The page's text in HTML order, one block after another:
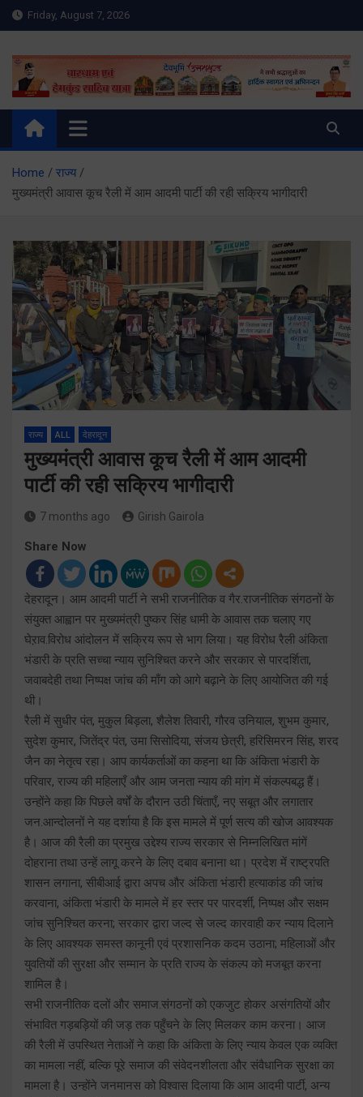
Skip
to
Friday, August 7, 2026
Meru Raibar | Uttarakhand
News | Uttarkashi News
meruraibar.com
Home
राज्य
मुख्यमंत्री आवास कूच रैली में आम आदमी पार्टी की रही सक्रिय भागीदारी
राज्य ALL देहरादून
मुख्यमंत्री आवास कूच रैली में आम आदमी
पार्टी की रही सक्रिय भागीदारी
7 months ago Girish Gairola
Share Now
देहरादून। आम आदमी पार्टी ने सभी राजनीतिक व गैर.राजनीतिक संगठनों के
संयुक्त आह्वान पर मुख्यमंत्री पुष्कर सिंह धामी के आवास तक चलाए गए
घेऱाव.विरोध आंदोलन में सक्रिय रूप से भाग लिया। यह विरोध रैली अंकिता
भंडारी के प्रति सच्चा न्याय सुनिश्चित करने और सरकार से पारदर्शिता,
जवाबदेही तथा निष्पक्ष जांच की माँग को आगे बढ़ाने के लिए आयोजित की गई
थी।
रैली में सुधीर पंत, मुकुल बिड़ला, शैलेश तिवारी, गौरव उनियाल, शुभम कुमार,
सुदेश कुमार, जितेंद्र पंत, उमा सिसोदिया, संजय छेत्री, हरिसिमरन सिंह, शरद
जैन का नेतृत्व रहा। आप कार्यकर्ताओं का कहना था कि अंकिता भंडारी के
परिवार, राज्य की महिलाएँ और आम जनता न्याय की मांग में संकल्पबद्ध हैं।
उन्होंने कहा कि पिछले वर्षों के दौरान उठी चिंताएँ, नए सबूत और लगातार
जन.आन्दोलनों ने यह दर्शाया है कि इस मामले में पूर्ण सत्य की खोज आवश्यक
है। आज की रैली का प्रमुख उद्देश्य राज्य सरकार से निम्नलिखित मांगें
दोहराना तथा उन्हें लागू करने के लिए दबाव बनाना था। प्रदेश में राष्ट्रपति
शासन लगाना, सीबीआई द्वारा अपच और अंकिता भंडारी हत्याकांड की जांच
करवाना, अंकिता भंडारी के मामले में हर स्तर पर पारदर्शी, निष्पक्ष और सक्षम
जांच सुनिश्चित करना; सरकार द्वारा जल्द से जल्द कारवाही कर न्याय दिलाने
के लिए आवश्यक समस्त कानूनी एवं प्रशासनिक कदम उठाना; महिलाओं और
युवतियों की सुरक्षा और सम्मान के प्रति राज्य के संकल्प को मजबूत करना
शामिल है।
सभी राजनीतिक दलों और समाज.संगठनों को एकजुट होकर असंगतियों और
संभावित गड़बड़ियों की जड़ तक पहुँचने के लिए मिलकर काम करना। आज
की रैली में उपस्थित नेताओं ने कहा कि अंकिता के लिए न्याय केवल एक व्यक्ति
का मामला नहीं, बल्कि पूरे समाज की संवेदनशीलता और संवैधानिक सुरक्षा का
मामला है। उन्होंने जनमानस को विश्वास दिलाया कि आम आदमी पार्टी, अन्य